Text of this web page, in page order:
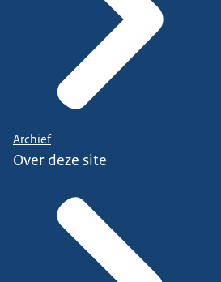
Archief
Over deze site